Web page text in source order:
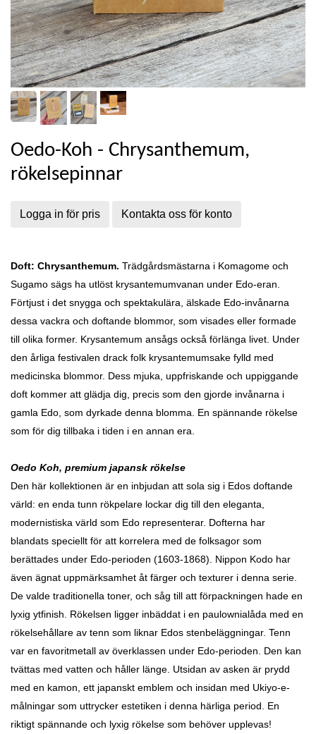
Oedo-Koh - Chrysanthemum,
rökelsepinnar
Logga in för pris Kontakta oss för konto
Doft: Chrysanthemum. Trädgårdsmästarna i Komagome och
Sugamo sägs ha utlöst krysantemumvanan under Edo-eran.
Förtjust i det snygga och spektakulära, älskade Edo-invånarna
dessa vackra och doftande blommor, som visades eller formade
till olika former. Krysantemum ansågs också förlänga livet. Under
den årliga festivalen drack folk krysantemumsake fylld med
medicinska blommor. Dess mjuka, uppfriskande och uppiggande
doft kommer att glädja dig, precis som den gjorde invånarna i
gamla Edo, som dyrkade denna blomma. En spännande rökelse
som för dig tillbaka i tiden i en annan era.
Oedo Koh, premium japansk rökelse
Den här kollektionen är en inbjudan att sola sig i Edos doftande
värld: en enda tunn rökpelare lockar dig till den eleganta,
modernistiska värld som Edo representerar. Dofterna har
blandats speciellt för att korrelera med de folksagor som
berättades under Edo-perioden (1603-1868). Nippon Kodo har
även ägnat uppmärksamhet åt färger och texturer i denna serie.
De valde traditionella toner, och såg till att förpackningen hade en
lyxig ytfinish. Rökelsen ligger inbäddat i en paulownialåda med en
rökelsehållare av tenn som liknar Edos stenbeläggningar. Tenn
var en favoritmetall av överklassen under Edo-perioden. Den kan
tvättas med vatten och håller länge. Utsidan av asken är prydd
med en kamon, ett japanskt emblem och insidan med Ukiyo-e-
målningar som uttrycker estetiken i denna härliga period. En
riktigt spännande och lyxig rökelse som behöver upplevas!